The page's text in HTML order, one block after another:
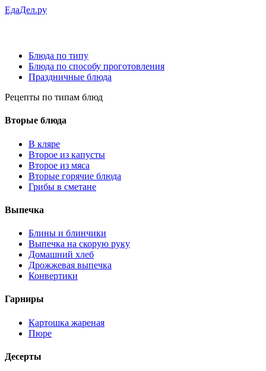
ЕдаДел.ру
Блюда по типу
Блюда по способу проготовления
Праздничные блюда
Рецепты по типам блюд
Вторые блюда
В кляре
Второе из капусты
Второе из мяса
Вторые горячие блюда
Грибы в сметане
Выпечка
Блины и блинчики
Выпечка на скорую руку
Домашний хлеб
Дрожжевая выпечка
Конвертики
Гарниры
Картошка жареная
Пюре
Десерты